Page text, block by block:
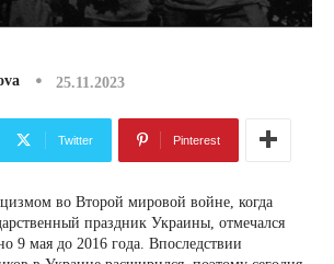
25.11.2023
Twitter Pinterest
во Второй мировой войне, когда
праздник Украины, отмечался
9 мая до 2016 года. Впоследствии